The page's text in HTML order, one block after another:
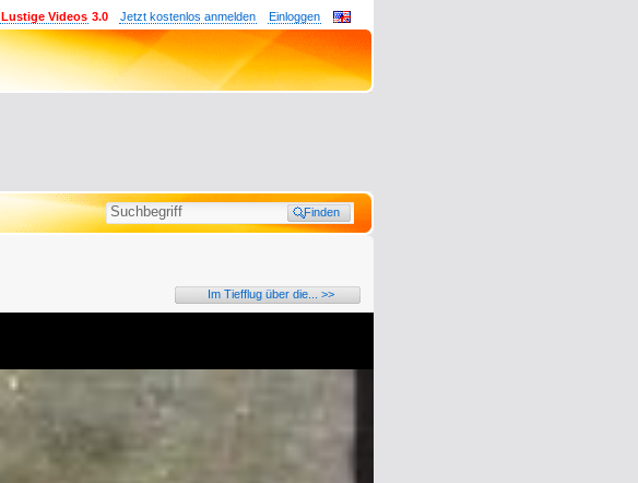
Einloggen
Jetzt kostenlos anmelden
Lustige Videos 3.0
Im Tiefflug über die... >>